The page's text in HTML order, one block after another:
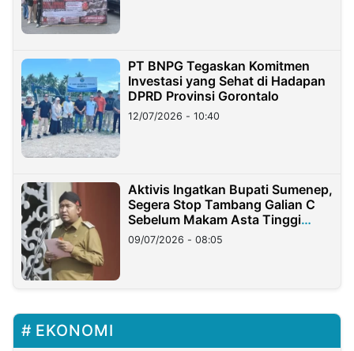
PT BNPG Tegaskan Komitmen
Investasi yang Sehat di Hadapan
DPRD Provinsi Gorontalo
12/07/2026 - 10:40
Aktivis Ingatkan Bupati Sumenep,
Segera Stop Tambang Galian C
Sebelum Makam Asta Tinggi
Longsor
09/07/2026 - 08:05
EKONOMI